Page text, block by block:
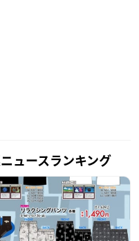
ュースランキング